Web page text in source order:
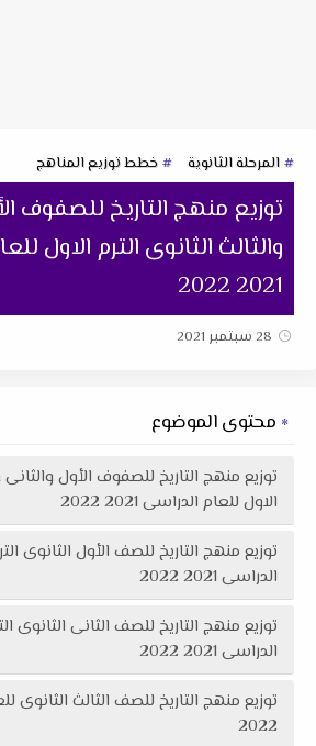
المرحلة الثانوية خطط توزيع المناهج
توزيع منهج التاريخ للصفوف
والثالث الثانوى الترم الاول
2021 2022
28 سبتمبر 2021
محتوى الموضوع
توزيع منهج التاريخ للصفوف الأول والثانى
الاول للعام الدراسى 2021 2022
توزيع منهج التاريخ للصف الأول الثانوى
الدراسى 2021 2022
توزيع منهج التاريخ للصف الثانى الثانوى
الدراسى 2021 2022
2022